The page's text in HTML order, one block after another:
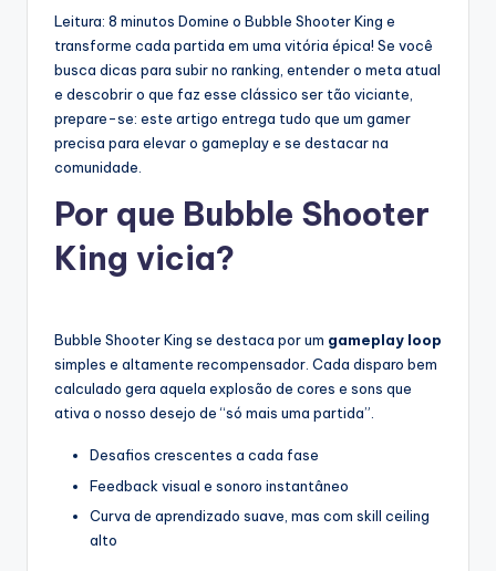
Leitura: 8 minutos Domine o Bubble Shooter King e
transforme cada partida em uma vitória épica! Se você
busca dicas para subir no ranking, entender o meta atual
e descobrir o que faz esse clássico ser tão viciante,
prepare-se: este artigo entrega tudo que um gamer
precisa para elevar o gameplay e se destacar na
comunidade.
Por que Bubble Shooter
King vicia?
Bubble Shooter King se destaca por um gameplay loop
simples e altamente recompensador. Cada disparo bem
calculado gera aquela explosão de cores e sons que
ativa o nosso desejo de “só mais uma partida”.
Desafios crescentes a cada fase
Feedback visual e sonoro instantâneo
Curva de aprendizado suave, mas com skill ceiling
alto